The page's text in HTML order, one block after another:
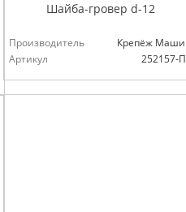
Шайба-гровер d-12
Производитель
Крепёж
Артикул
252157-